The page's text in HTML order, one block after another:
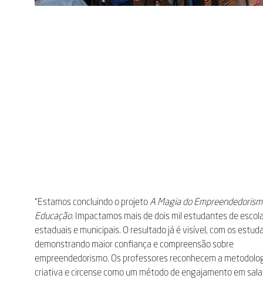
“Estamos concluindo o projetoA Magia do
Educação. Impactamos mais de dois mil estudantes de
estaduais e municipais. O resultado já é visível, com os
demonstrando maior confiança e compreensão sobre
empreendedorismo. Os professores reconhecem a
criativa e circense como um método de engajamento em